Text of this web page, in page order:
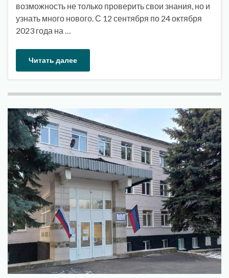
возможность не только проверить свои знания, но и
узнать много нового. С 12 сентября по 24 октября
2023 года на …
Читать далее